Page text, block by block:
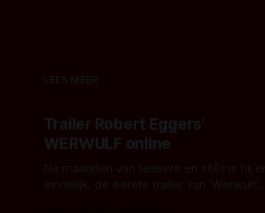
LEES MEER
Trailer Robert Eggers'
WERWULF online
Na maanden van teasers en stills is hij er
eindelijk: de eerste trailer van 'Werwulf'.